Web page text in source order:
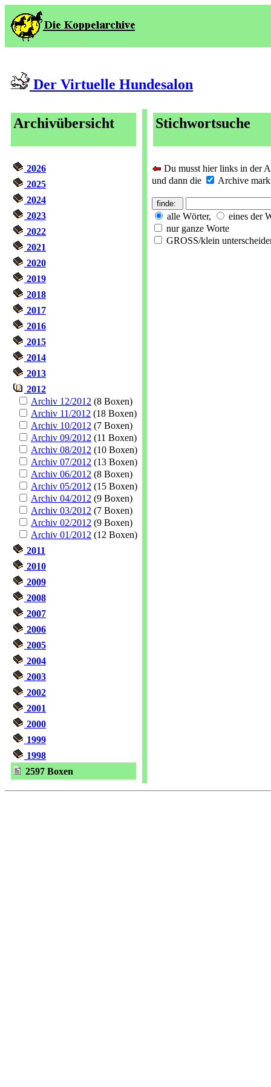
Der Virtuelle Hundesalon
Archivübersicht
2026
2025
2024
2023
2022
2021
2020
2019
2018
2017
2016
2015
2014
2013
2012
Archiv 12/2012 (8 Boxen)
Archiv 11/2012 (18 Boxen)
Archiv 10/2012 (7 Boxen)
Archiv 09/2012 (11 Boxen)
Archiv 08/2012 (10 Boxen)
Archiv 07/2012 (13 Boxen)
Archiv 06/2012 (8 Boxen)
Archiv 05/2012 (15 Boxen)
Archiv 04/2012 (9 Boxen)
Archiv 03/2012 (7 Boxen)
Archiv 02/2012 (9 Boxen)
Archiv 01/2012 (12 Boxen)
2011
2010
2009
2008
2007
2006
2005
2004
2003
2002
2001
2000
1999
1998
2597 Boxen
Stichwortsuche
Du musst hier links in der
und dann die
Archive
alle Wörter,
eines der
nur ganze Worte
GROSS/klein